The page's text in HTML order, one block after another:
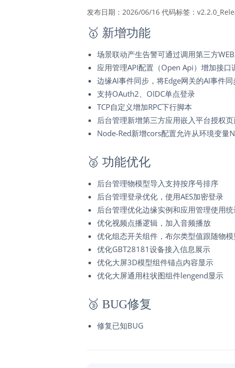
发布日期：2026/06/16 代码标签：
🥇 新增功能
场景联动产生告警可通过调用第三方
应用管理API配置（Open Api）增加接口
边缘AI事件同步，将Edge网关的AI事件
支持OAuth2、OIDC单点登录
TCP自定义增加RPC下行脚本
后台管理新增第三方应用嵌入平台授权
Node-Red新增cors配置允许从环境变量
🥈 功能优化
后台管理物模型导入支持按序号排序
后台管理登录优化，使用AES加密登录
后台管理优化边缘实例和应用管理使用
优化视频点播逻辑，加入音频播放
优化组态开关组件，布尔类型值跟随物
优化GBT28181设备接入信息展示
优化大屏3D模型组件锚点内容显示
优化大屏通用柱状图组件lengend显示
🥉 BUG修复
修复已知BUG